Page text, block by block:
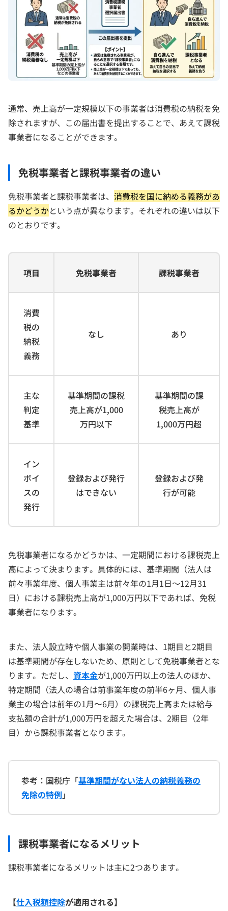
通常、売上高が一定規模以下の事業者は消費税の納税を免
除されますが、この届出書を提出することで、あえて課税
事業者になることができます。
免税事業者と課税事業者の違い
免税事業者と課税事業者は、 消費税を国に納める義務があ
るかどうかという点が異なります。それぞれの違いは以下
のとおりです。
項目 免税事業者 課税事業者
消費
税の
納税
義務
なし あり
主な
判定
基準
基準期間の課税
売上高が1,000
万円以下
基準期間の課
税売上高が
1,000万円超
イン
ボイ
スの
発行
登録および発行
はできない
登録および発
行が可能
免税事業者になるかどうかは、一定期間における課税売上
高によって決まります。具体的には、基準期間（法人は
前々事業年度、個人事業主は前々年の1月1日～12月31
日）における課税売上高が1,000万円以下であれば、免税
事業者になります。
また、法人設立時や個人事業の開業時は、1期目と2期目
は基準期間が存在しないため、原則として免税事業者とな
ります。ただし、 資本金が1,000万円以上の法人のほか、
特定期間（法人の場合は前事業年度の前半6ヶ月、個人事
業主の場合は前年の1月〜6月）の課税売上高または給与
支払額の合計が1,000万円を超えた場合は、2期目（2年
目）から課税事業者となります。
参考：国税庁「基準期間がない法人の納税義務の
免除の特例 」
課税事業者になるメリット
課税事業者になるメリットは主に2つあります。
【仕入税額控除が適用される】